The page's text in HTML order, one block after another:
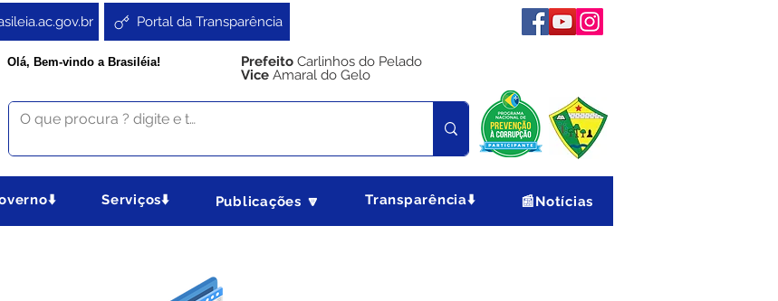
Portal da Transparência
Olá, Bem-vindo a Brasiléia! Prefeito Carlinhos do Pelado
Vice Amaral do Gelo
Serviços⬇️ Publicações 🔽 Transparência⬇️ 📰Notícias